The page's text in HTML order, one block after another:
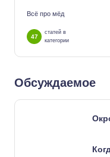
Всё про мёд
47
статей в
категории
Обсуждаемое